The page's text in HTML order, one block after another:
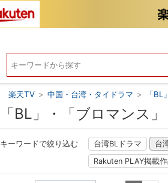
楽天TV > 中国・台湾・タイドラマ > 「
「BL」・「ブロマンス
キーワードで絞り込む 台湾BLドラマ 台
Rakuten PLAY掲載